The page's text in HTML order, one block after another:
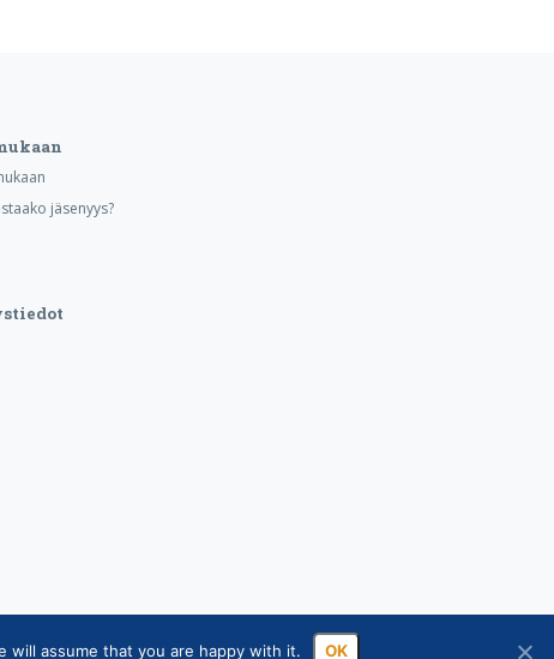
jäsenyys?
assume that you are happy with it. OK